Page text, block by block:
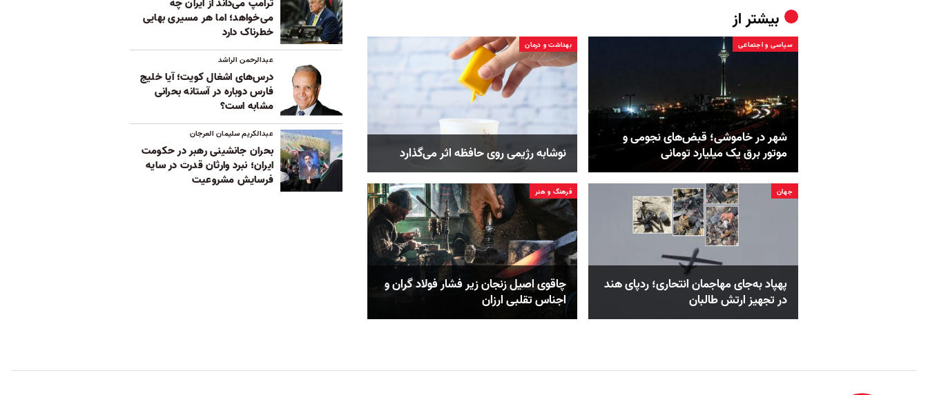
بیشتر از
سیاسی و اجتماعی
شهر در خاموشی؛ قبض‌های نجومی و
موتور برق یک میلیارد تومانی
بهداشت و درمان
نوشابه رژیمی روی حافظه اثر می‌گذارد
جهان
پهپاد به‌جای مهاجمان انتحاری؛ ردپای هند
در تجهیز ارتش طالبان
فرهنگ و هنر
چاقوی اصیل زنجان زیر فشار فولاد گران و
اجناس تقلبی ارزان
ترامپ می‌داند از ایران چه
می‌خواهد؛ اما هر مسیری بهایی
خطرناک دارد
عبدالرحمن الراشد
درس‌های اشغال کویت؛ آیا خلیج
فارس دوباره در آستانه بحرانی
مشابه است؟
عبدالکریم سلیمان العرجان
بحران جانشینی رهبر در حکومت
ایران؛ نبرد وارثان قدرت در سایه
فرسایش مشروعیت